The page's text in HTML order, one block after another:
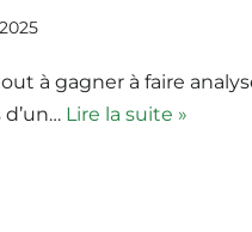
à gagner à faire
d’un… Lire la suite »